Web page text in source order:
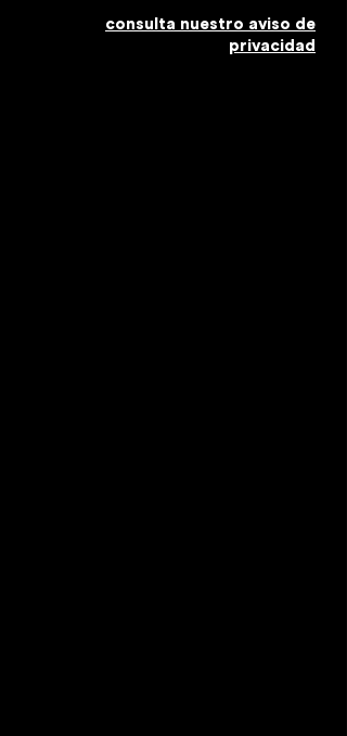
consulta nuestro aviso de
privacidad